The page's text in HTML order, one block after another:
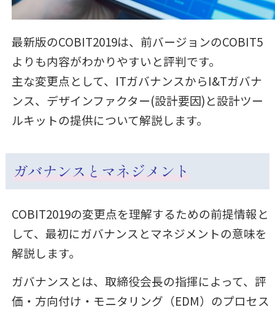
最新版のCOBIT2019は、前バージョンのCOBIT5
よりも内容がわかりやすいと評判です。
主な変更点として、ITガバナンスからI&Tガバナ
ンス、デザインファクター(設計要因)と設計ツー
ルキットの提供について解説します。
ガバナンスとマネジメント
COBIT2019の変更点を理解するための前提情報と
して、最初にガバナンスとマネジメントの意味を
解説します。
ガバナンスとは、取締役会長の指揮によって、評
価・方向付け・モニタリング（EDM）のプロセス